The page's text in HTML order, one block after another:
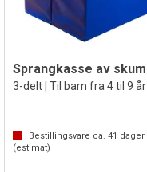
3-delt | Til barn fra 4 til 9 år
Bestillingsvare ca. 41 dager
(estimat)